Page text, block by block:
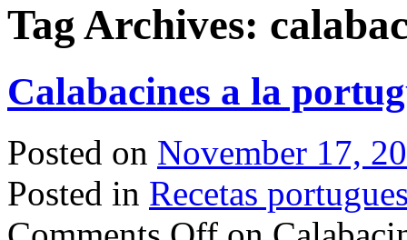
Tag Archives:
Calabacines a la
Posted on November 17,
Posted in Recetas